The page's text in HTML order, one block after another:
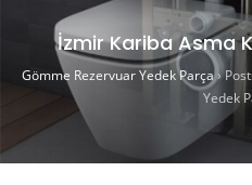
İzmir Kariba Asma
Gömme Rezervuar Yedek Parça›
Yedek